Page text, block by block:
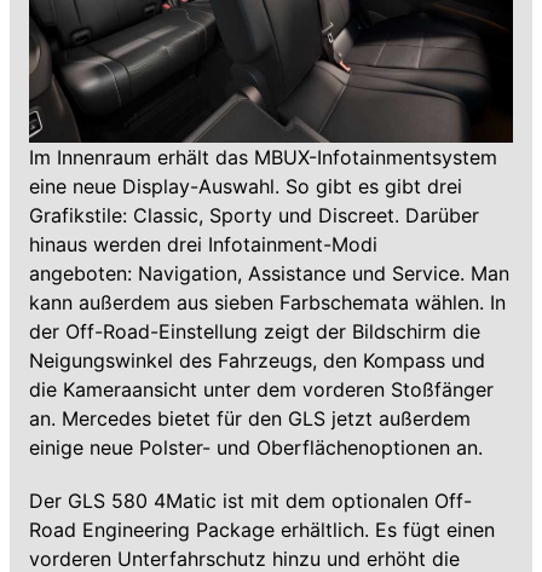
Im Innenraum erhält das MBUX-Infotainmentsystem
eine neue Display-Auswahl. So gibt es gibt drei
Grafikstile: Classic, Sporty und Discreet. Darüber
hinaus werden drei Infotainment-Modi
angeboten: Navigation, Assistance und Service. Man
kann außerdem aus sieben Farbschemata wählen. In
der Off-Road-Einstellung zeigt der Bildschirm die
Neigungswinkel des Fahrzeugs, den Kompass und
die Kameraansicht unter dem vorderen Stoßfänger
an. Mercedes bietet für den GLS jetzt außerdem
einige neue Polster- und Oberflächenoptionen an.
Der GLS 580 4Matic ist mit dem optionalen Off-
Road Engineering Package erhältlich. Es fügt einen
vorderen Unterfahrschutz hinzu und erhöht die